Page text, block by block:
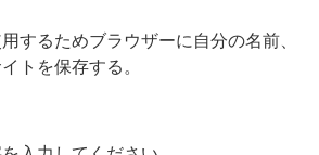
するためブラウザーに自分の名前、
トを保存する。